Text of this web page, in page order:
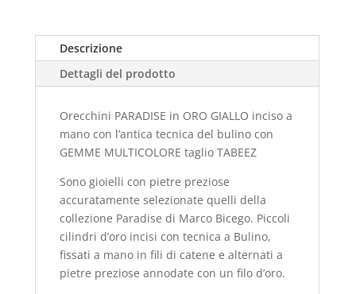
Descrizione
Dettagli del prodotto
Orecchini PARADISE in ORO GIALLO inciso a
mano con l’antica tecnica del bulino con
GEMME MULTICOLORE taglio TABEEZ
Sono gioielli con pietre preziose
accuratamente selezionate quelli della
collezione Paradise di Marco Bicego. Piccoli
cilindri d’oro incisi con tecnica a Bulino,
fissati a mano in fili di catene e alternati a
pietre preziose annodate con un filo d’oro.